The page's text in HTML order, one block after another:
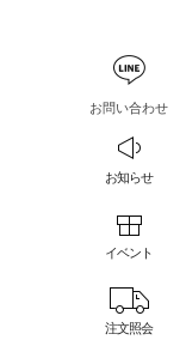
お問い合わせ
お知らせ
イベント
注文照会